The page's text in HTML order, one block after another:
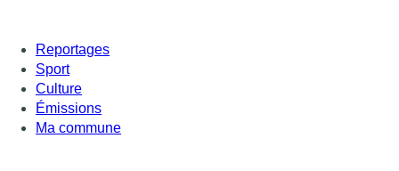
Reportages
Sport
Culture
Émissions
Ma commune